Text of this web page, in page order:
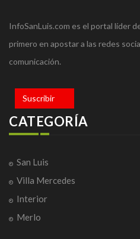
InfoSanLuis.com es el portal líder
primero en apostar a las redes
comunicación.
Suscribir
CATEGORÍA
San Luis
Villa Mercedes
Interior
Merlo